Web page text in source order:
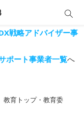
戦略アドバイザー事
ポート事業者一覧へ
教育トップ・教育委